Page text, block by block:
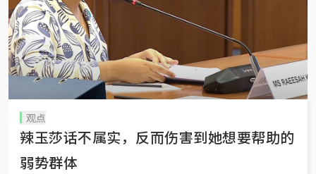
观点
辣玉莎话不属实，反而伤害到她想要帮助的
弱势群体